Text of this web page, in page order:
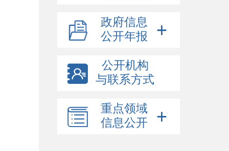
政府信息
公开年报
公开机构
与联系方式
重点领域
信息公开